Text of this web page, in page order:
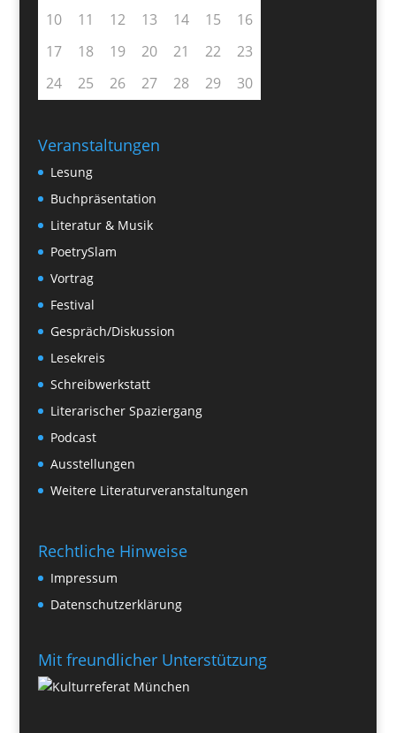
10
11 12 13 14 15
16
17
18 19 20 21 22
23
24
25 26 27 28 29 30
Veranstaltungen
Lesung
Buchpräsentation
Literatur & Musik
PoetrySlam
Vortrag
Festival
Gespräch/Diskussion
Lesekreis
Schreibwerkstatt
Literarischer Spaziergang
Podcast
Ausstellungen
Weitere Literaturveranstaltungen
Rechtliche Hinweise
Impressum
Datenschutzerklärung
Mit freundlicher Unterstützung